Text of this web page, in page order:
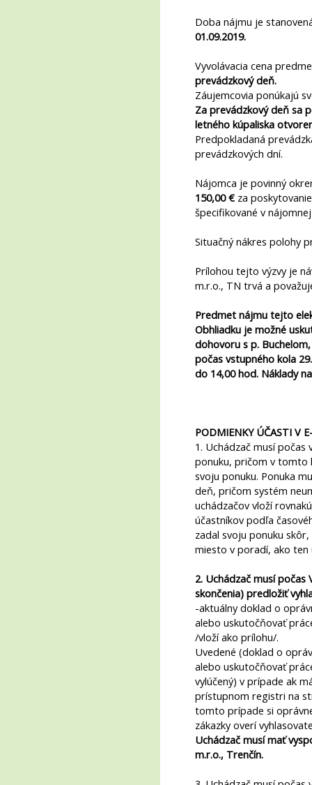
Doba nájmu je
01.09.2019.
Vyvolávacia cena
prevádzkový deň.
Záujemcovia ponúkajú
Za prevádzkový deň sa
letného kúpaliska
Predpokladaná
prevádzkových dní.
Nájomca je povinný
150,00 €za
špecifikované v
Situačný nákres polohy
Prílohou tejto výzvy je
m.r.o., TN trvá a
Predmet nájmu tejto
Obhliadku je možné
dohovoru s p.
počas vstupného kola
do 14,00 hod. Náklady
PODMIENKY ÚČASTI V
1. Uchádzač musí
ponuku, pričom v tomto
svoju ponuku. Ponuka
deň, pričom systém
uchádzačov vloží
účastníkov podľa
zadal svoju ponuku
miesto v poradí, ako ten
2. Uchádzač musí
skončenia) predložiť
-aktuálny doklad o
alebo uskutočňovať
/vloží ako prílohu/.
Uvedené (doklad o
alebo uskutočňovať
vylúčený) v prípade ak
prístupnom registri na
tomto prípade si
zákazky overí
Uchádzač musí mať
m.r.o., Trenčín.